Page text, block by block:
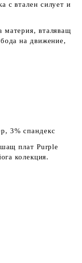
с втален силует и
материя, вталяващ
на движение,
3% спандекс
плат Purple
колекция.